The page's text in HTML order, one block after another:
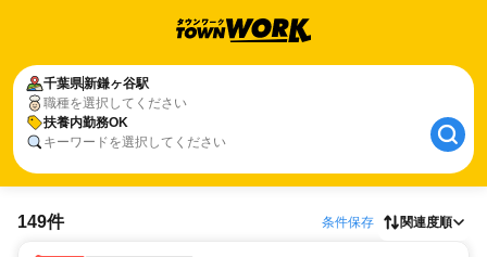
千葉県新鎌ヶ谷駅
職種を選択してください
扶養内勤務OK
キーワードを選択してください
149件 条件保存 関連度順